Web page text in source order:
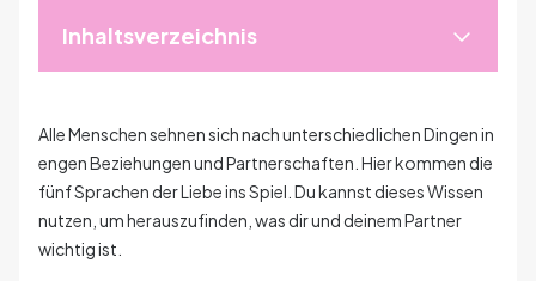
Inhaltsverzeichnis
Alle Menschen sehnen sich nach unterschiedlichen Dingen in
engen Beziehungen und Partnerschaften. Hier kommen die
fünf Sprachen der Liebe ins Spiel. Du kannst dieses Wissen
nutzen, um herauszufinden, was dir und deinem Partner
wichtig ist.